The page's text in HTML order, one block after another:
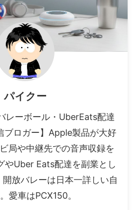
パイクー
レーボール・UberEats配達
ブロガー】Apple製品が大好
局や中継先での音声収録を
やUber Eats配達を副業とし
放バレーは日本一詳しい自
愛車はPCX150。